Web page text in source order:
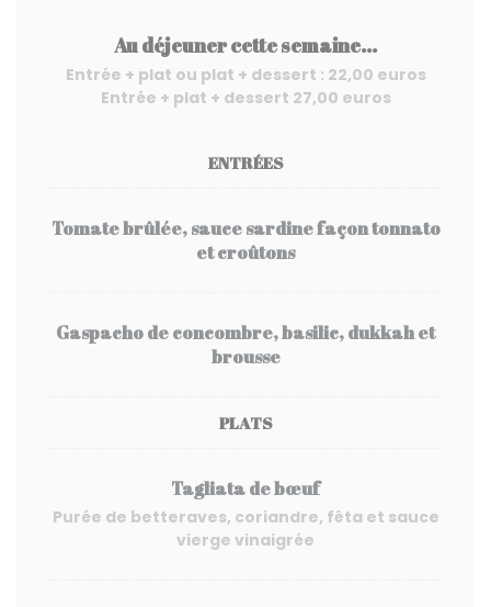
Au déjeuner cette semaine...
Entrée + plat ou plat + dessert : 22,00 euros
Entrée + plat + dessert 27,00 euros
ENTRÉES
Tomate brûlée, sauce sardine façon tonnato
et croûtons
Gaspacho de concombre, basilic, dukkah et
brousse
PLATS
Tagliata de bœuf
Purée de betteraves, coriandre, fêta et sauce
vierge vinaigrée